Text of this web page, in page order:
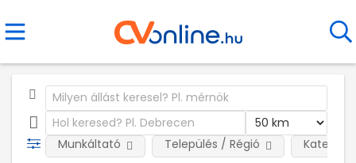
Munkáltató Település / Régió